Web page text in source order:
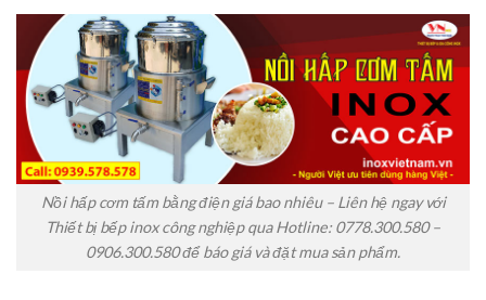
Nồi hấp cơm tấm bằng điện giá bao nhiêu – Liên hệ ngay với
Thiết bị bếp inox công nghiệp qua Hotline: 0778.300.580 –
0906.300.580 để báo giá và đặt mua sản phẩm.